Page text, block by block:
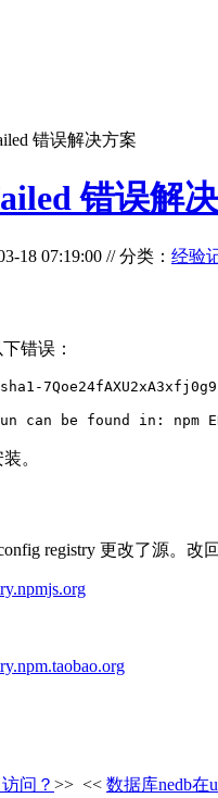
错误解决方案
错误解
18 07:19:00 //分类： 经验
错误：
sha1-
be found in: npm
。
registry 更改了源。改
问？ >> << 数据库nedb在